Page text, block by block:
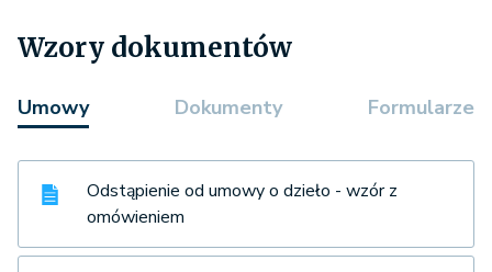
Wzory dokumentów
Umowy Dokumenty Formularze
Odstąpienie od umowy o dzieło - wzór z
omówieniem